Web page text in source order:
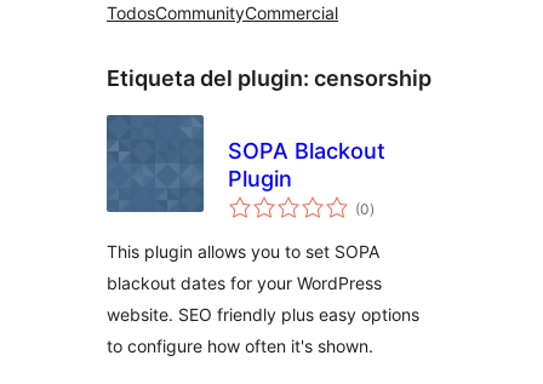
TodosCommunityCommercial
Etiqueta del plugin: censorship
SOPA Blackout
Plugin
(0total
de
)
This plugin allows you to set SOPA
blackout dates for your WordPress
website. SEO friendly plus easy options
to configure how often it's shown.